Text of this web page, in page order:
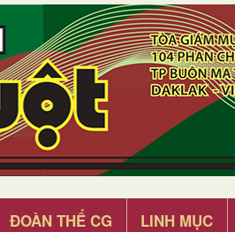
ĐOÀN THỂ CG LINH MỤC